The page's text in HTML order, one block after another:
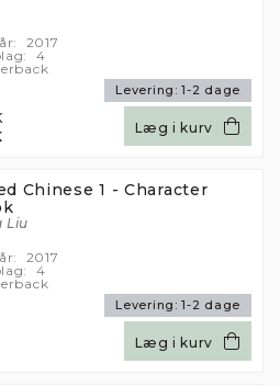
Levering: 1-2 dage
2017
4
Læg i kurv
Levering: 1-2 dage
Chinese 1 - Character
Liu
2017
4
Læg i kurv